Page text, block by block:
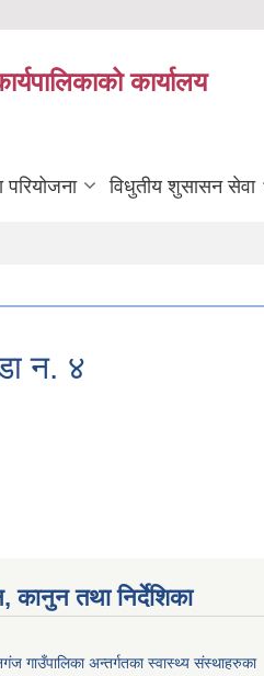
कार्यालय
परियोजना विधुतीय शुसासन सेवा
न. ४
कानुन तथा निर्देशिका
गाउँपालिका अन्तर्गतका स्वास्थ्य संस्थाहरुका